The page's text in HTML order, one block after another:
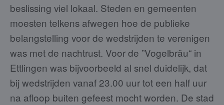
beslissing viel lokaal. Steden en gemeenten
moesten telkens afwegen hoe de publieke
belangstelling voor de wedstrijden te verenigen
was met de nachtrust. Voor de ”Vogelbräu“ in
Ettlingen was bijvoorbeeld al snel duidelijk, dat
bij wedstrijden vanaf 23.00 uur tot een half uur
na afloop buiten gefeest mocht worden. De stad